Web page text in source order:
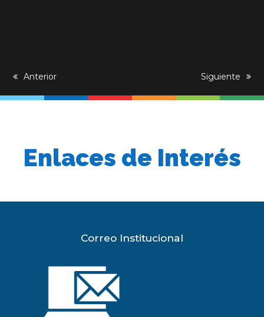
previous
Anterior
next
Siguiente
Enlaces de Interés
Correo Institucional